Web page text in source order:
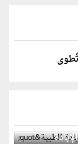
تُطوى
الطبية"